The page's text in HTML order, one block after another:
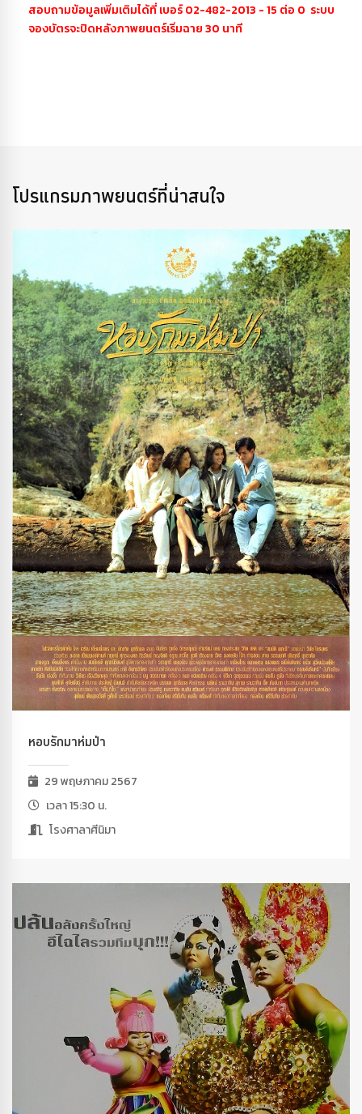
สอบถามข้อมูลเพิ่มเติมได้ที่ เบอร์ 02-482-2013 - 15 ต่อ 0 ระบบ
จองบัตรจะปิดหลังภาพยนตร์เริ่มฉาย 30 นาที
โปรแกรมภาพยนตร์ที่น่าสนใจ
หอบรักมาห่มป่า
29 พฤษภาคม 2567
เวลา 15:30 น.
โรงศาลาศีนิมา